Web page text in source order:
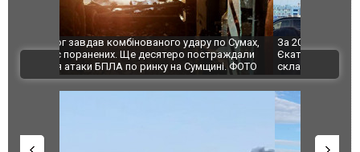
За 2000 кілометрів від кордону з Україною: в
Єкатеринбурзі після атаки дронів загорівся
склад Wildberries. ФОТО. ВІДЕО
"Мої
ВІДЕО